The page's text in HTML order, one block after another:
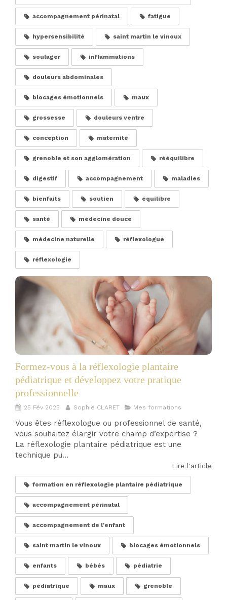
accompagnement périnatal fatigue
hypersensibilité saint martin le vinoux
soulager inflammations
douleurs abdominales
blocages émotionnels maux
grossesse douleurs ventre
conception maternité
grenoble et son agglomération rééquilibre
digestif accompagnement maladies
bienfaits soutien équilibre
santé médecine douce
médecine naturelle réflexologue
réflexologie
Formez-vous à la réflexologie plantaire
pédiatrique et développez votre pratique
professionnelle
25 Fév 2025 Sophie CLARET Mes formations
Vous êtes réflexologue ou professionnel de santé,
vous souhaitez élargir votre champ d’expertise ?
La réflexologie plantaire pédiatrique est une
technique pu...
Lire l'article
formation en réflexologie plantaire pédiatrique
accompagnement périnatal
accompagnement de l'enfant
saint martin le vinoux blocages émotionnels
enfants bébés pédiatrie
pédiatrique maux grenoble